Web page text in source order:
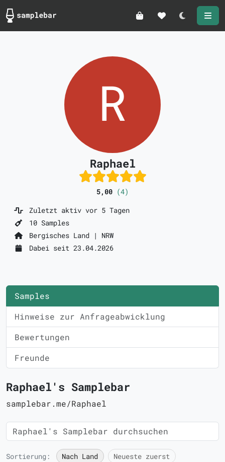
Darkmode
Raphael
5,00 (4)
Zuletzt aktiv vor 5 Tagen
10 Samples
Bergisches Land | NRW
Dabei seit 23.04.2026
Samples
Hinweise zur Anfrageabwicklung
Bewertungen
Freunde
Raphael's Samplebar
samplebar.me/Raphael
Sortierung: Nach Land
Neueste zuerst